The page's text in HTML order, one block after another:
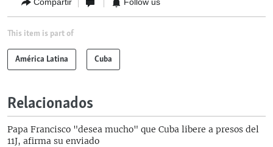
This item is part of
América Latina Cuba
Relacionados
Papa Francisco "desea mucho" que Cuba libere a presos del
11J, afirma su enviado